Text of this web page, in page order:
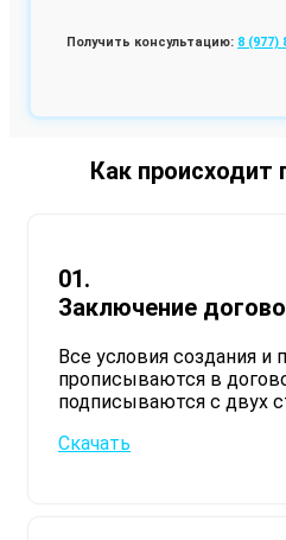
Получить консультацию: 8 (977)
Как происходит
01.
Заключение
Все условия создания и
прописываются в
подписываются с двух
Скачать